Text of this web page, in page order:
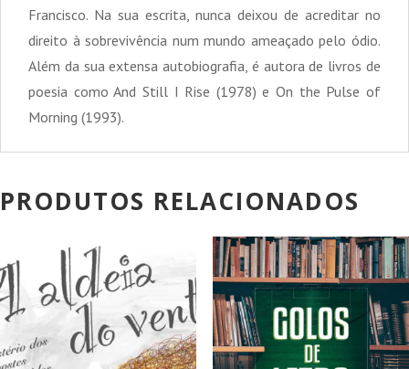
Francisco. Na sua escrita, nunca deixou de acreditar no
direito à sobrevivência num mundo ameaçado pelo ódio.
Além da sua extensa autobiografia, é autora de livros de
poesia como And Still I Rise (1978) e On the Pulse of
Morning (1993).
PRODUTOS RELACIONADOS
PROMOÇÃO! PROMOÇÃO!